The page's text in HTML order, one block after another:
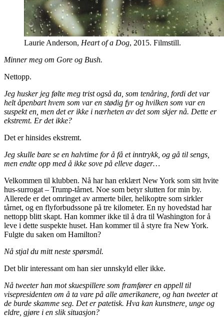
Laurie Anderson, Heart of a Dog, 2015. Filmstill.
Minner meg om Gore og Bush.
Nettopp.
Jeg husker jeg følte meg trist også da, som tenåring, fordi det var
helt åpenbart hvem som var en stødig fyr og hvilken som var en
suspekt en, men det er ikke i nærheten av det som skjer nå. Dette er
ekstremt. Er det ikke?
Det er hinsides ekstremt.
Jeg skulle bare se en halvtime for å få et inntrykk, og gå til sengs,
men endte opp med å ikke sove på elleve dager…
Velkommen til klubben. Nå har han erklært New York som sitt hvite
hus-surrogat – Trump-tårnet. Noe som betyr slutten for min by.
Allerede er det omringet av armerte biler, helikoptre som sirkler
tårnet, og en flyforbudssone på tre kilometer. En ny hovedstad har
nettopp blitt skapt. Han kommer ikke til å dra til Washington for å
leve i dette suspekte huset. Han kommer til å styre fra New York.
Fulgte du saken om Hamilton?
Nå stjal du mitt neste spørsmål.
Det blir interessant om han sier unnskyld eller ikke.
Nå tweeter han mot skuespillere som framfører en appell til
visepresidenten om å ta vare på alle amerikanere, og han tweeter at
de burde skamme seg. Det er patetisk. Hva kan kunstnere, unge og
eldre, gjøre i en slik situasjon?